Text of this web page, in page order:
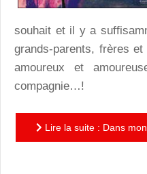
souhait et il y a
grands-parents, frères
amoureux et
compagnie…!
Lire la suite : Dans